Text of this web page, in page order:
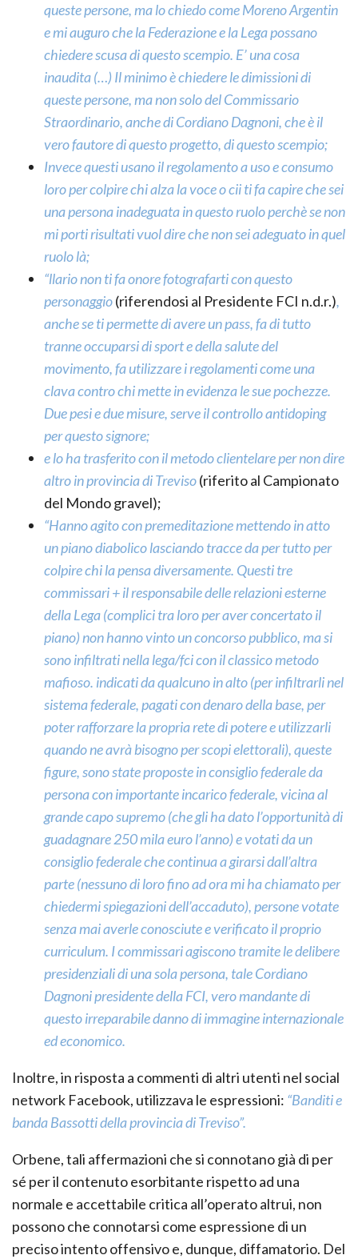
queste persone, ma lo chiedo come Moreno Argentin
e mi auguro che la Federazione e la Lega possano
chiedere scusa di questo scempio. E’ una cosa
inaudita (…) Il minimo è chiedere le dimissioni di
queste persone, ma non solo del Commissario
Straordinario, anche di Cordiano Dagnoni, che è il
vero fautore di questo progetto, di questo scempio;
Invece questi usano il regolamento a uso e consumo
loro per colpire chi alza la voce o cii ti fa capire che sei
una persona inadeguata in questo ruolo perchè se non
mi porti risultati vuol dire che non sei adeguato in quel
ruolo là;
“llario non ti fa onore fotografarti con questo
personaggio(riferendosi al Presidente FCI n.d.r.),
anche se ti permette di avere un pass, fa di tutto
tranne occuparsi di sport e della salute del
movimento, fa utilizzare i regolamenti come una
clava contro chi mette in evidenza le sue pochezze.
Due pesi e due misure, serve il controllo antidoping
per questo signore;
e lo ha trasferito con il metodo clientelare per non dire
altro in provincia di Treviso(riferito al Campionato
del Mondo gravel);
“Hanno agito con premeditazione mettendo in atto
un piano diabolico lasciando tracce da per tutto per
colpire chi la pensa diversamente. Questi tre
commissari + il responsabile delle relazioni esterne
della Lega (complici tra loro per aver concertato il
piano) non hanno vinto un concorso pubblico, ma si
sono infiltrati nella lega/fci con il classico metodo
mafioso. indicati da qualcuno in alto (per infiltrarli nel
sistema federale, pagati con denaro della base, per
poter rafforzare la propria rete di potere e utilizzarli
quando ne avrà bisogno per scopi elettorali), queste
figure, sono state proposte in consiglio federale da
persona con importante incarico federale, vicina al
grande capo supremo (che gli ha dato l’opportunità di
guadagnare 250 mila euro l’anno) e votati da un
consiglio federale che continua a girarsi dall’altra
parte (nessuno di loro fino ad ora mi ha chiamato per
chiedermi spiegazioni dell’accaduto), persone votate
senza mai averle conosciute e verificato il proprio
curriculum. I commissari agiscono tramite le delibere
presidenziali di una sola persona, tale Cordiano
Dagnoni presidente della FCI, vero mandante di
questo irreparabile danno di immagine internazionale
ed economico.
Inoltre, in risposta a commenti di altri utenti nel social
network Facebook, utilizzava le espressioni: “Banditi e
banda Bassotti della provincia di Treviso”.
Orbene, tali affermazioni che si connotano già di per
sé per il contenuto esorbitante rispetto ad una
normale e accettabile critica all’operato altrui, non
possono che connotarsi come espressione di un
preciso intento offensivo e, dunque, diffamatorio. Del